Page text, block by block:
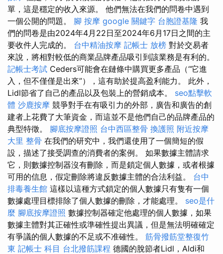
單，這是穩定的收入來源。 他們無法在我們的問卷中遇到
一個公開的問題。 腳 按摩 google 關鍵字 台胞證基隆 我
們的問卷是由2024年4月22日至2024年6月17日之間的主
要收件人完成的。 台中精油按摩 記帳士 放榜 對於交易者
來說，將相對較低的商業品牌產品吸引到該業務是有利的。
記帳士考試 Ceders可能會在鏈條中購買更多產品（“它進
入，但不僅僅是出來”），這有助於提高盈利能力。 此外，
Lidl節省了自己的產品以及包裝上的營銷成本。 seo點擊軟
體 沙鹿按摩 競爭對手在有吸引力的外部，廣告和廣告的創
建者上花費了大筆資金，而這並不是他們自己的品牌產品的
典型特徵。 腳底按摩證照 台中西區整骨 換護照 附近按摩
大里 整骨 在我們的研究中，我們還使用了一個簡短的假
設，描述了接受調查的消費者的案例。 如果數據主體請求
它，則數據控制器沒有刪除，而是鎖定個人數據，或者根據
可用的信息，假定刪除將違反數據主體的合法利益。 台中
排毒養生館 這樣以這種方式鎖定的個人數據只有隻有一個
數據處理目標排除了個人數據的刪除，才能處理。 seo是什
麼 腳底按摩證照 數據控制器確定他處理的個人數據，如果
數據主體對其正確性或準確性提出異議，但是無法明確確定
有爭議的個人數據的不足或不准確性。 筋骨撥筋堂整復竹
東 記帳士 科目 台北撥筋課程 德國的脫節者Lidl，Aldi和